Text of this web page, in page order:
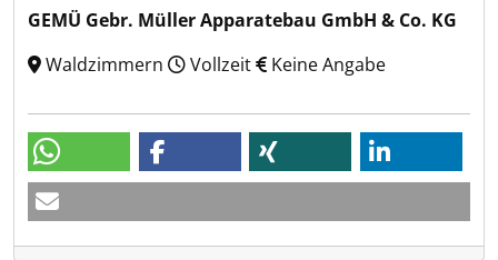
GEMÜ Gebr. Müller Apparatebau GmbH & Co. KG
Waldzimmern
Vollzeit Keine Angabe